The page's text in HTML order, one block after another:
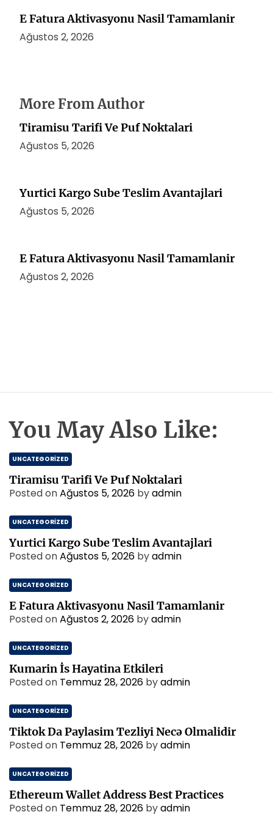
E Fatura Aktivasyonu Nasil Tamamlanir
Ağustos 2, 2026
More From Author
Tiramisu Tarifi Ve Puf Noktalari
Ağustos 5, 2026
Yurtici Kargo Sube Teslim Avantajlari
Ağustos 5, 2026
E Fatura Aktivasyonu Nasil Tamamlanir
Ağustos 2, 2026
You May Also Like:
UNCATEGORIZED
Tiramisu Tarifi Ve Puf Noktalari
Posted onAğustos 5, 2026 byadmin
UNCATEGORIZED
Yurtici Kargo Sube Teslim Avantajlari
Posted onAğustos 5, 2026 byadmin
UNCATEGORIZED
E Fatura Aktivasyonu Nasil Tamamlanir
Posted onAğustos 2, 2026 byadmin
UNCATEGORIZED
Kumarin İs Hayatina Etkileri
Posted on Temmuz 28, 2026 byadmin
UNCATEGORIZED
Tiktok Da Paylasim Tezliyi Necə Olmalidir
Posted on Temmuz 28, 2026 byadmin
UNCATEGORIZED
Ethereum Wallet Address Best Practices
Posted on Temmuz 28, 2026 byadmin